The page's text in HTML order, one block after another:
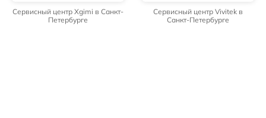
Сервисный центр Xgimi в Санкт-
Петербурге
Сервисный центр Vivitek в
Санкт-Петербурге